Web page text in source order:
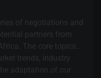
of negotiations and
partners from
The core topics
trends, industry
adaptation of our